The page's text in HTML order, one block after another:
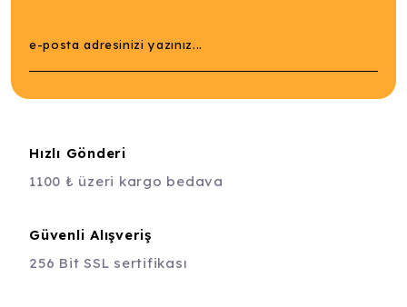
Hızlı Gönderi
1100 ₺ üzeri kargo bedava
Güvenli Alışveriş
256 Bit SSL sertifikası